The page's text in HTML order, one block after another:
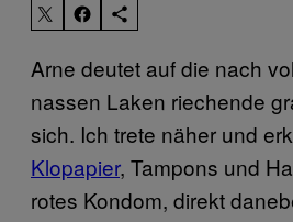
Arne deutet auf die nach
nassen Laken riechende
sich. Ich trete näher und
Klopapier, Tampons und
rotes Kondom, direkt